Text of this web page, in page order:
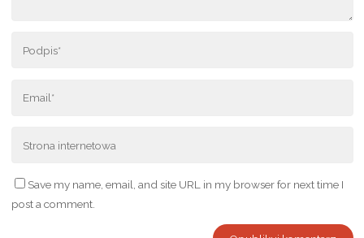
Save my name, email, and site URL in my browser for next time I
post a comment.